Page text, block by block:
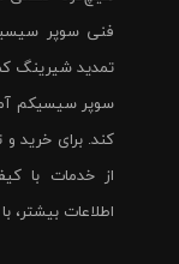
فنی سوپر
تمدید شیرینگ
سوپر سیسیکم
از خدمات با
اطلاعات بیشتر،